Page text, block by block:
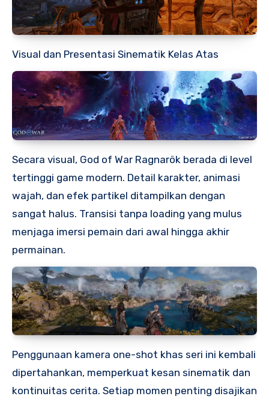
Visual dan Presentasi Sinematik Kelas Atas
Secara visual, God of War Ragnarök berada di level
tertinggi game modern. Detail karakter, animasi
wajah, dan efek partikel ditampilkan dengan
sangat halus. Transisi tanpa loading yang mulus
menjaga imersi pemain dari awal hingga akhir
permainan.
Penggunaan kamera one-shot khas seri ini kembali
dipertahankan, memperkuat kesan sinematik dan
kontinuitas cerita. Setiap momen penting disajikan